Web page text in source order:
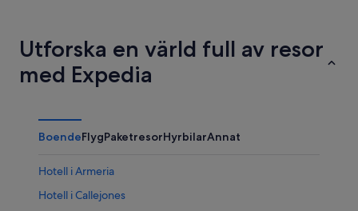
Utforska en värld full av resor
med Expedia
BoendeFlygPaketresorHyrbilarAnnat
Hotell i Armeria
Hotell i Callejones